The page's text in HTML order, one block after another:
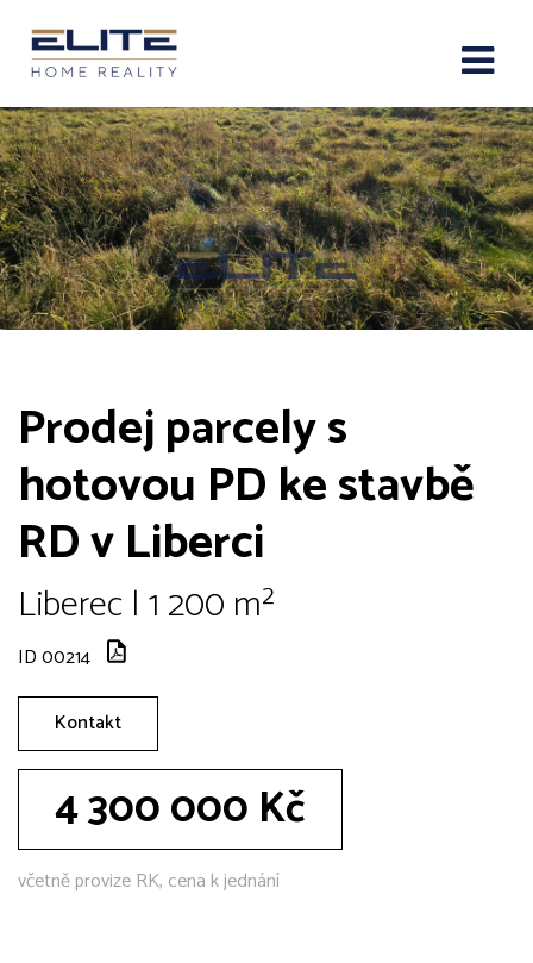
Prodej parcely s
hotovou PD ke stavbě
RD v Liberci
Liberec | 1 200 m²
ID 00214
Kontakt
4 300 000 Kč
včetně provize RK, cena k jednání